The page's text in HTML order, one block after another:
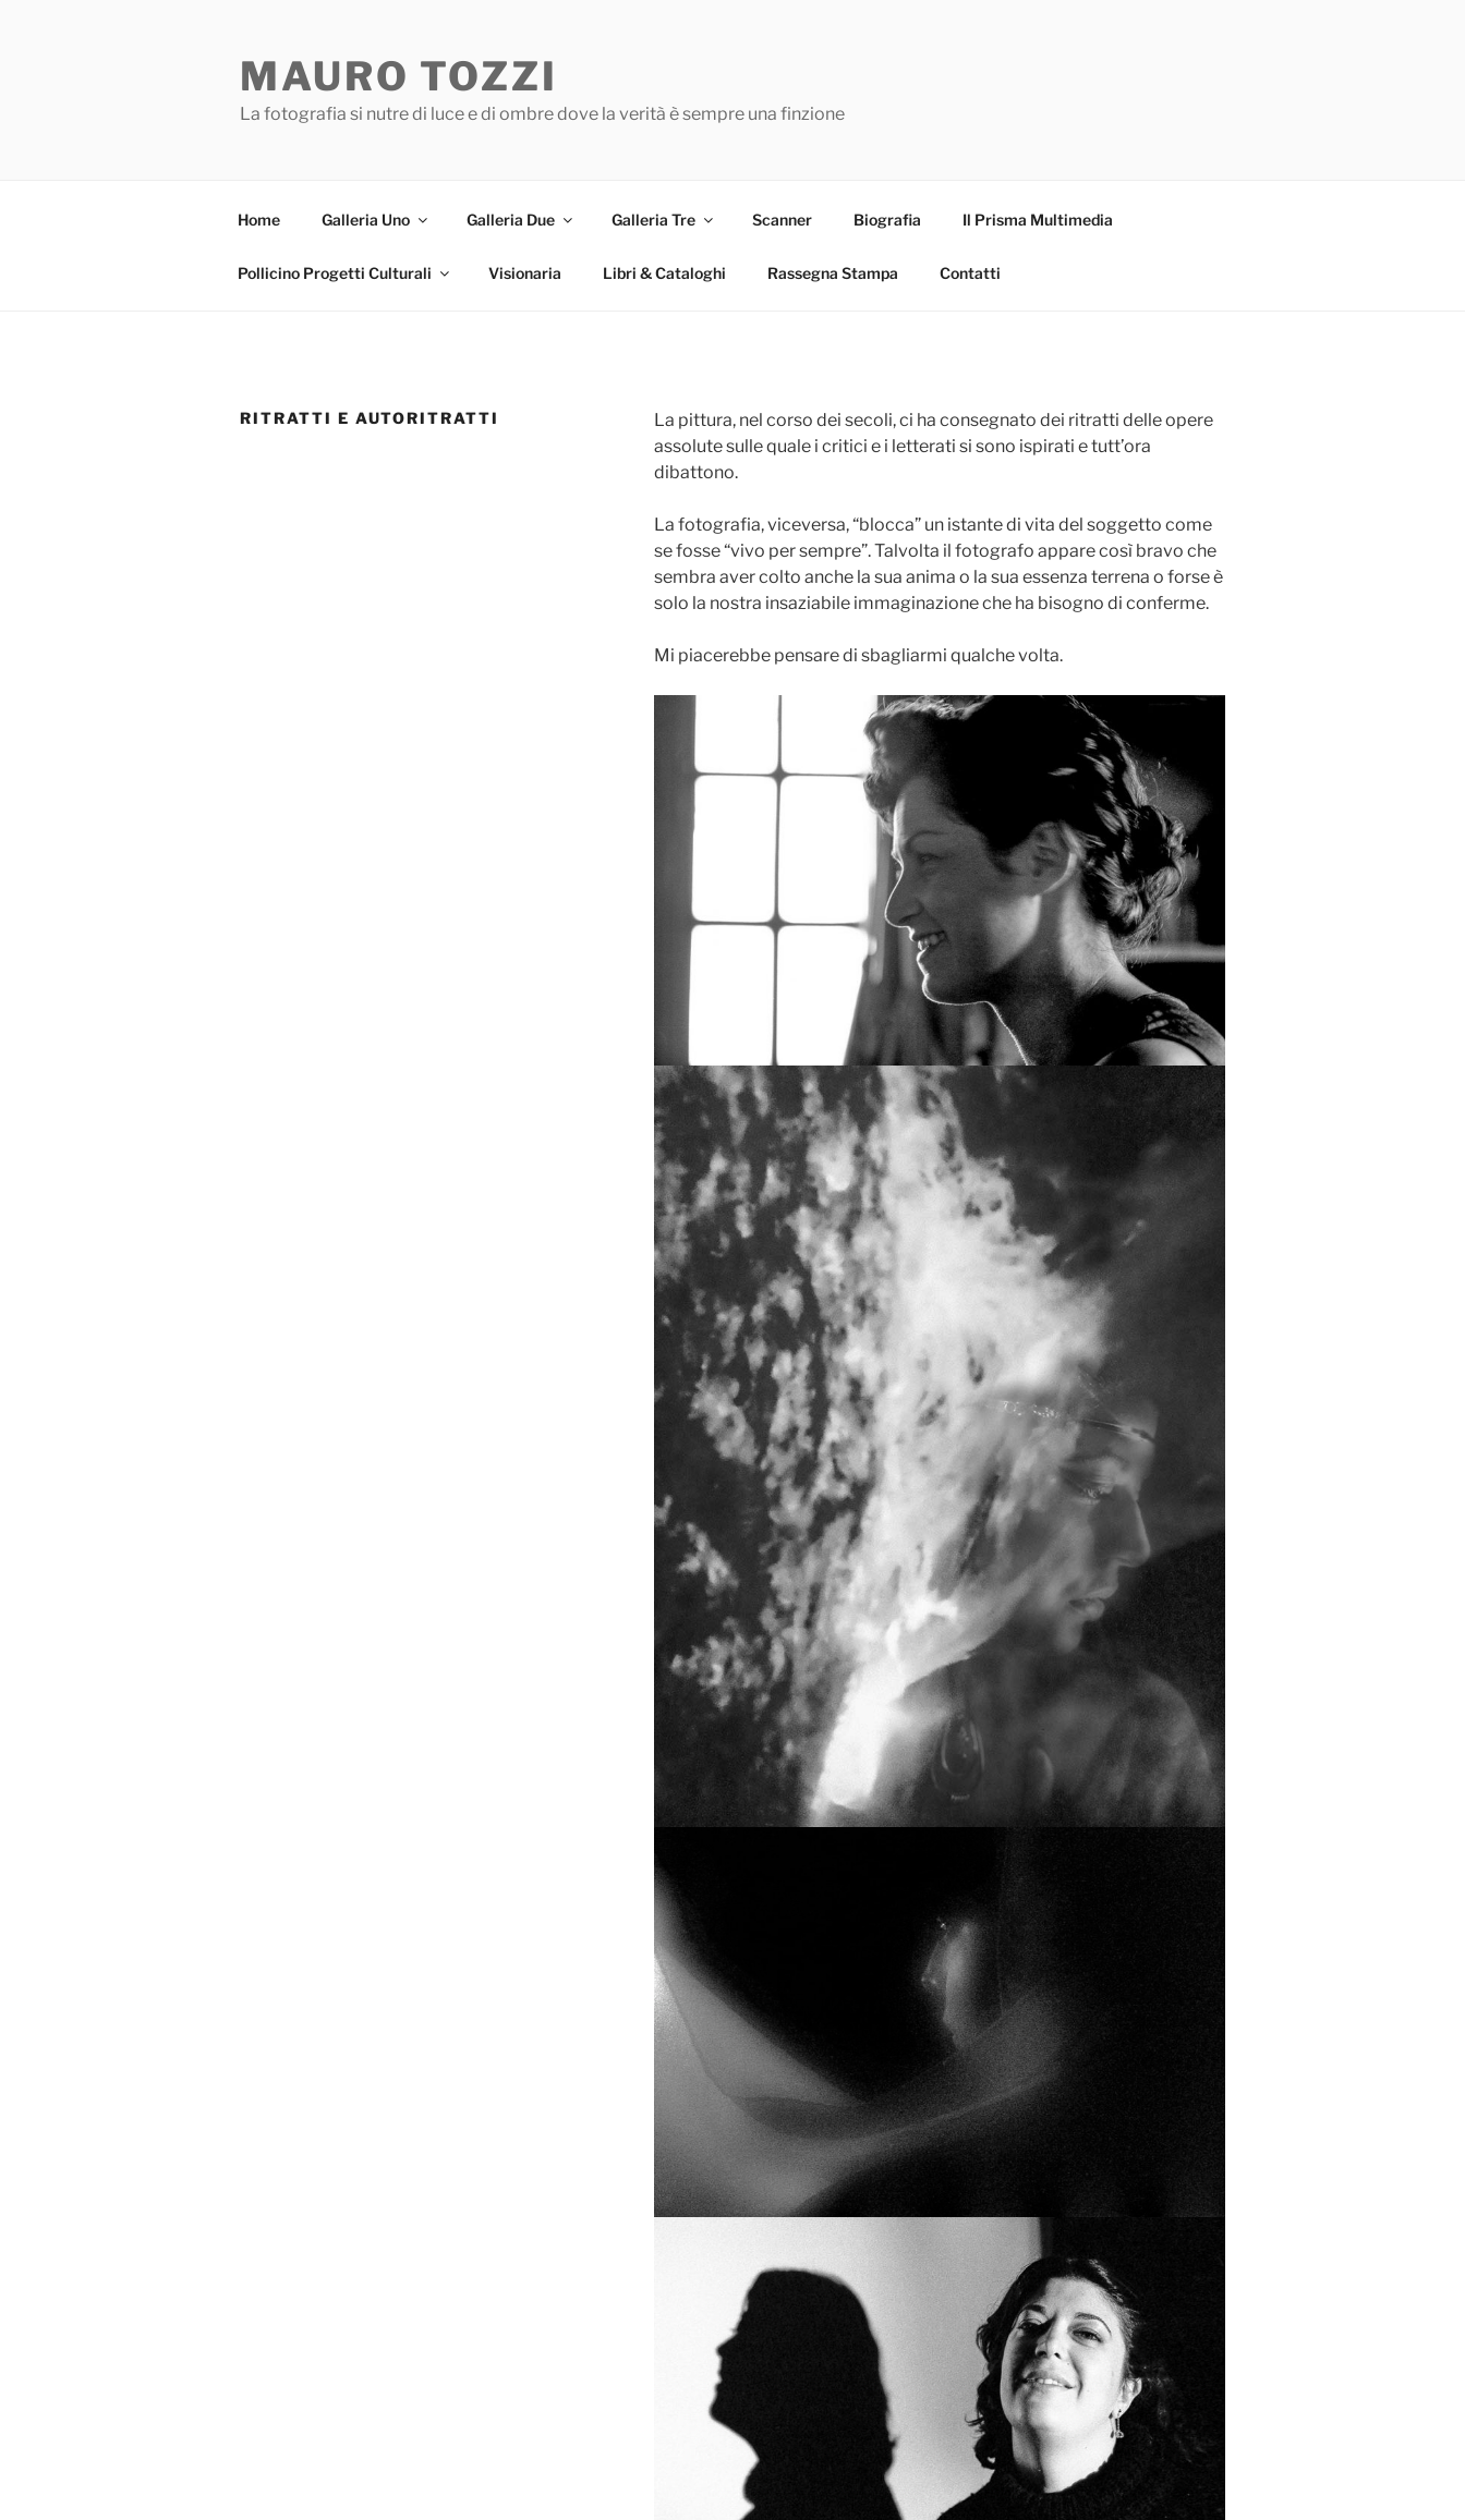
MAURO TOZZI
La fotografia si nutre di luce e di ombre dove la verità è sempre una finzione
Home Galleria Uno Galleria Due Galleria Tre Scanner Biografia Il Prisma Multimedia
Pollicino Progetti Culturali Visionaria Libri & Cataloghi Rassegna Stampa Contatti
RITRATTI E AUTORITRATTI
La pittura, nel corso dei secoli, ci ha consegnato dei ritratti delle opere
assolute sulle quale i critici e i letterati si sono ispirati e tutt’ora
dibattono.
La fotografia, viceversa, “blocca” un istante di vita del soggetto come
se fosse “vivo per sempre”. Talvolta il fotografo appare così bravo che
sembra aver colto anche la sua anima o la sua essenza terrena o forse è
solo la nostra insaziabile immaginazione che ha bisogno di conferme.
Mi piacerebbe pensare di sbagliarmi qualche volta.